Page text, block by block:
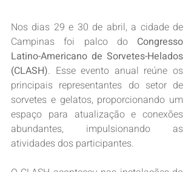
Nos dias 29 e 30 de abril, a cidade de
Campinas foi palco do Congresso
Latino-Americano de Sorvetes-Helados
(CLASH). Esse evento anual reúne os
principais representantes do setor de
sorvetes e gelatos, proporcionando um
espaço para atualização e conexões
abundantes, impulsionando as
atividades dos participantes.